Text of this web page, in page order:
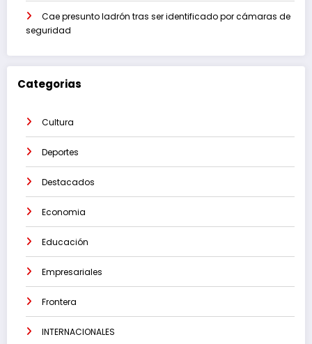
Cae presunto ladrón tras ser identificado por cámaras de
seguridad
Categorias
Cultura
Deportes
Destacados
Economia
Educación
Empresariales
Frontera
INTERNACIONALES